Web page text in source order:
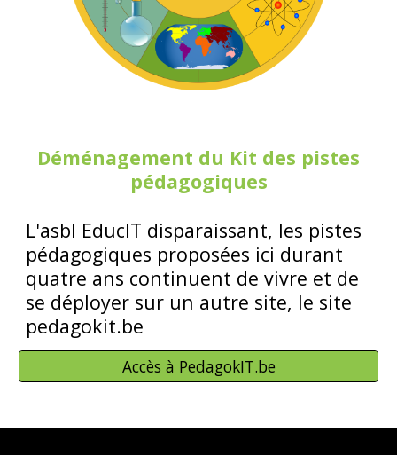
Déménagement du Kit des pistes
pédagogiques
L'asbl EducIT disparaissant, les pistes
pédagogiques proposées ici durant
quatre ans continuent de vivre et de
se déployer sur un autre site, le site
pedagokit.be
Accès à PedagokIT.be